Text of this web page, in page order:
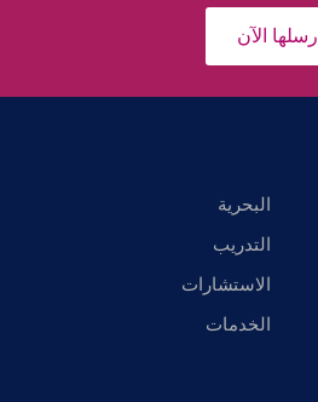
أرسلها الآن
البحرية
التدريب
الاستشارات
الخدمات